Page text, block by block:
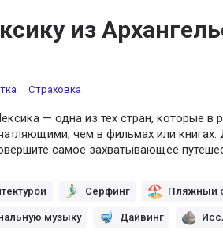
из
Страховка
— одна из тех стран, которые в
чем в фильмах или
самое захватывающее
Сёрфинг Пляжный
музыку Дайвинг